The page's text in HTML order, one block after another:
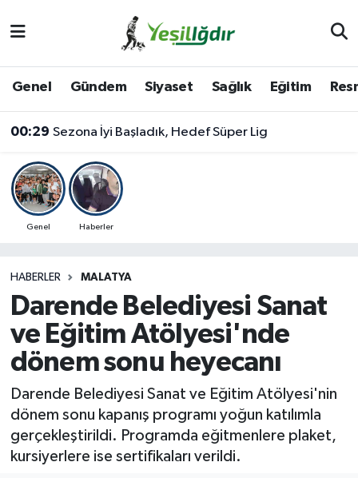
Genel Gündem Siyaset Sağlık Eğitim
00:29 Sezona İyi Başladık, Hedef Süper Lig
Genel Haberler
HABERLER MALATYA
Darende Belediyesi Sanat
ve Eğitim Atölyesi'nde
dönem sonu heyecanı
Darende Belediyesi Sanat ve Eğitim Atölyesi'nin
dönem sonu kapanış programı yoğun katılımla
gerçekleştirildi. Programda eğitmenlere plaket,
kursiyerlere ise sertifikaları verildi.
İğdir Namaz Vakitleri
Iğdır Trafik Yoğunluk Haritası
Süper Lig Puan Durumu ve Fikstür
Son Dakika Haberleri
Haber Arşivi